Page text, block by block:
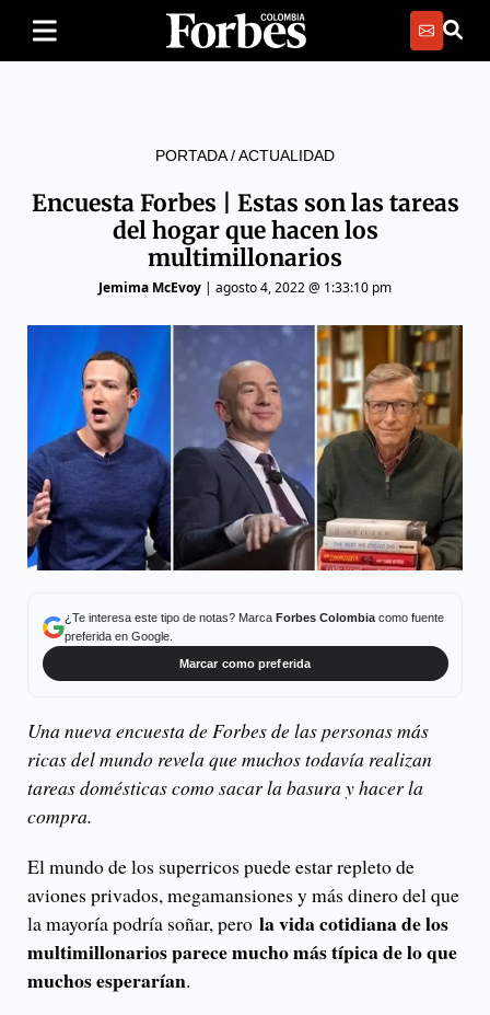
PORTADA/ACTUALIDAD
Encuesta Forbes | Estas son las tareas
del hogar que hacen los
multimillonarios
Jemima McEvoy | agosto 4, 2022 @ 1:33:10 pm
¿Te interesa este tipo de notas? Marca Forbes Colombiacomo fuente
preferida en Google.
Marcar como preferida
Una nueva encuesta de Forbes de las personas más
ricas del mundo revela que muchos todavía realizan
tareas domésticas como sacar la basura y hacer la
compra.
El mundo de los superricos puede estar repleto de
aviones privados, megamansiones y más dinero del que
la mayoría podría soñar, pero la vida cotidiana de los
multimillonarios parece mucho más típica de lo que
muchos esperarían.